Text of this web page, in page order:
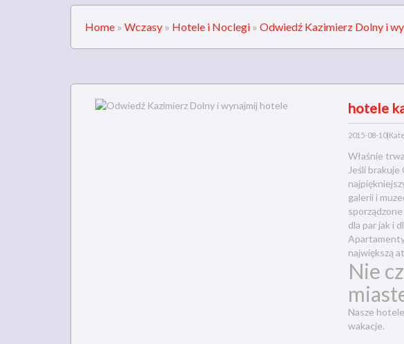
Home » Wczasy » Hotele i Noclegi » Odwiedź Kazimierz Dolny i
hotele
2015-08-10|
Właśnie
Jeśli
galerii i
dla par jak i
największą
Nie
Nasze
wakacje.